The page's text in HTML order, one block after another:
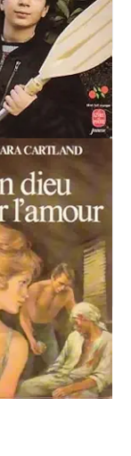
- Marion Dane
l'amour - Barbara